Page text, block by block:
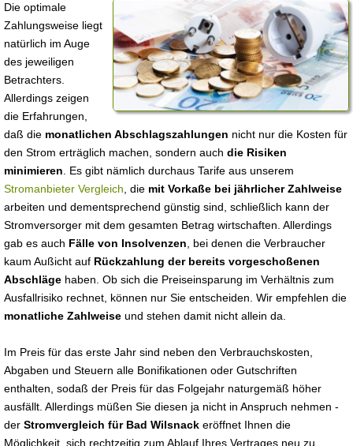
Die optimale
Zahlungsweise liegt
natürlich im Auge
des jeweiligen
Betrachters.
Allerdings zeigen
die Erfahrungen,
daß die monatlichen Abschlagszahlungen nicht nur die Kosten für
den Strom erträglich machen, sondern auch die Risiken
minimieren . Es gibt nämlich durchaus Tarife aus unserem
Stromanbieter Vergleich , die mit Vorkaße bei jährlicher Zahlweise
arbeiten und dementsprechend günstig sind, schließlich kann der
Stromversorger mit dem gesamten Betrag wirtschaften. Allerdings
gab es auch Fälle von Insolvenzen , bei denen die Verbraucher
kaum Außicht auf Rückzahlung der bereits vorgeschoßenen
Abschläge haben. Ob sich die Preiseinsparung im Verhältnis zum
Ausfallrisiko rechnet, können nur Sie entscheiden. Wir empfehlen die
monatliche Zahlweise und stehen damit nicht allein da.
Im Preis für das erste Jahr sind neben den Verbrauchskosten,
Abgaben und Steuern alle Bonifikationen oder Gutschriften
enthalten, sodaß der Preis für das Folgejahr naturgemäß höher
ausfällt. Allerdings müßen Sie diesen ja nicht in Anspruch nehmen -
der Stromvergleich für Bad Wilsnack eröffnet Ihnen die
Möglichkeit, sich rechtzeitig zum Ablauf Ihres Vertrages neu zu